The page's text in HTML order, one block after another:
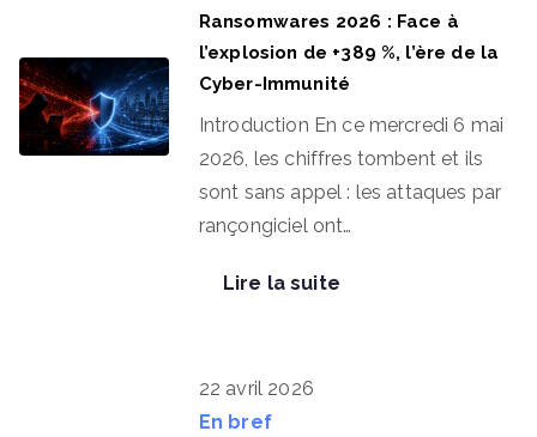
Ransomwares 2026 : Face à
l’explosion de +389 %, l’ère de la
Cyber-Immunité
Introduction En ce mercredi 6 mai
2026, les chiffres tombent et ils
sont sans appel : les attaques par
rançongiciel ont…
Lire la suite
22 avril 2026
En bref